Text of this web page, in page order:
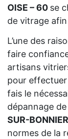
OISE – 60 se
de vitrage
L’une des
faire
artisans
pour
fais le
dépannage
SUR-
normes de la